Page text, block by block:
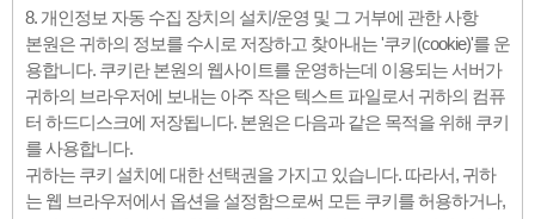
8. 개인정보 자동 수집 장치의 설치/운영 및 그 거부에 관한 사항
본원은 귀하의 정보를 수시로 저장하고 찾아내는 '쿠키(cookie)'를 운
용합니다. 쿠키란 본원의 웹사이트를 운영하는데 이용되는 서버가
귀하의 브라우저에 보내는 아주 작은 텍스트 파일로서 귀하의 컴퓨
터 하드디스크에 저장됩니다. 본원은 다음과 같은 목적을 위해 쿠키
를 사용합니다.
귀하는 쿠키 설치에 대한 선택권을 가지고 있습니다. 따라서, 귀하
는 웹 브라우저에서 옵션을 설정함으로써 모든 쿠키를 허용하거나,